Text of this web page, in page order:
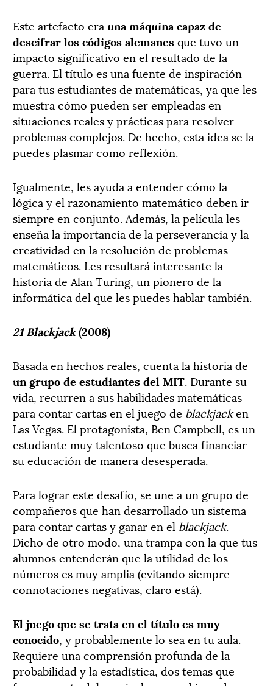
Este artefacto era una máquina capaz de
descifrar los códigos alemanesque tuvo un
impacto significativo en el resultado de la
guerra. El título es una fuente de inspiración
para tus estudiantes de matemáticas, ya que les
muestra cómo pueden ser empleadas en
situaciones reales y prácticas para resolver
problemas complejos. De hecho, esta idea se la
puedes plasmar como reflexión.
Igualmente, les ayuda a entender cómo la
lógica y el razonamiento matemático deben ir
siempre en conjunto. Además, la película les
enseña la importancia de la perseverancia y la
creatividad en la resolución de problemas
matemáticos. Les resultará interesante la
historia de Alan Turing, un pionero de la
informática del que les puedes hablar también.
21 Blackjack(2008)
Basada en hechos reales, cuenta la historia de
un grupo de estudiantes del MIT. Durante su
vida, recurren a sus habilidades matemáticas
para contar cartas en el juego de blackjacken
Las Vegas. El protagonista, Ben Campbell, es un
estudiante muy talentoso que busca financiar
su educación de manera desesperada.
Para lograr este desafío, se une a un grupo de
compañeros que han desarrollado un sistema
para contar cartas y ganar en el blackjack.
Dicho de otro modo, una trampa con la que tus
alumnos entenderán que la utilidad de los
números es muy amplia (evitando siempre
connotaciones negativas, claro está).
El juego que se trata en el título es muy
conocido, y probablemente lo sea en tu aula.
Requiere una comprensión profunda de la
probabilidad y la estadística, dos temas que